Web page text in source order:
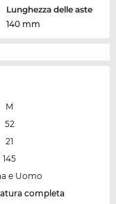
Lunghezza delle aste
140 mm
M
52
21
145
e Uomo
completa